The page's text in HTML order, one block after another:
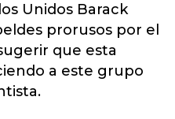
Unidos Barack
prorusos por el
que esta
a este grupo